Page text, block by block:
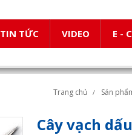
TIN TỨC VIDEO E -
Trang chủ Sản
Cây vạch